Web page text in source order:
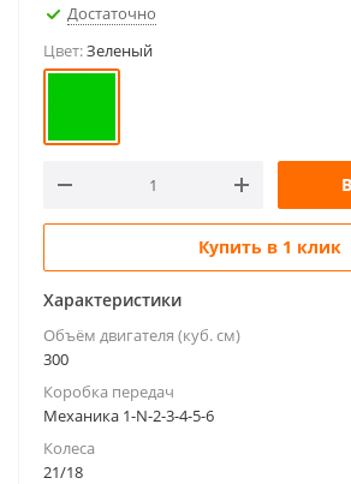
Достаточно
Цвет:Зеленый
Купить в 1 клик
Характеристики
Объём двигателя (куб. см)
300
Коробка передач
Механика 1-N-2-3-4-5-6
Колеса
21/18